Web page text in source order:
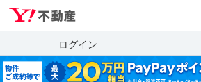
ログイン